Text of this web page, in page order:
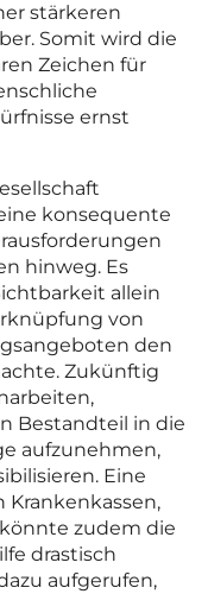
stärkeren
Somit wird die
Zeichen für
ernst
konsequente
hinweg. Es
allein
von
den
Zukünftig
Bestandteil in die
aufzunehmen,
Eine
Krankenkassen,
zudem die
drastisch
aufgerufen,